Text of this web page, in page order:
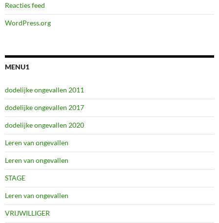
Reacties feed
WordPress.org
MENU1
dodelijke ongevallen 2011
dodelijke ongevallen 2017
dodelijke ongevallen 2020
Leren van ongevallen
Leren van ongevallen
STAGE
Leren van ongevallen
VRIJWILLIGER